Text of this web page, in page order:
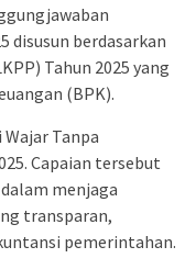
disusun berdasarkan
Tahun 2025 yang
(BPK).
Tanpa
Capaian tersebut
menjaga
transparan,
pemerintahan.